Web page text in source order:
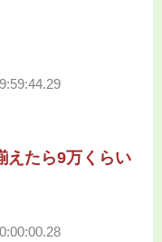
えたら9万くらい